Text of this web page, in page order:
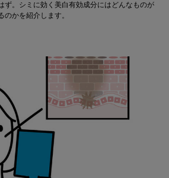
ず。シミに効く美白有効成分にはどんなものが
のかを紹介します。